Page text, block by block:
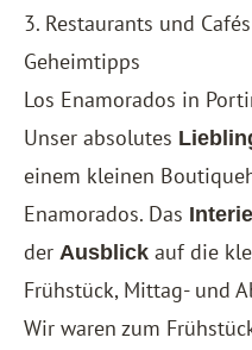
3. Restaurants und
Geheimtipps
Los Enamorados in
Unser absolutes
einem kleinen
Enamorados. Das
der Ausblick auf die
Frühstück, Mittag- und
Wir waren zum